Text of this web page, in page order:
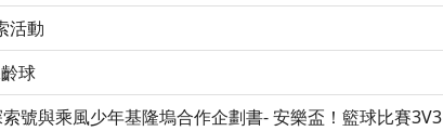
活動
球
號與乘風少年基隆塢合作企劃書- 安樂盃！籃球比賽3V3